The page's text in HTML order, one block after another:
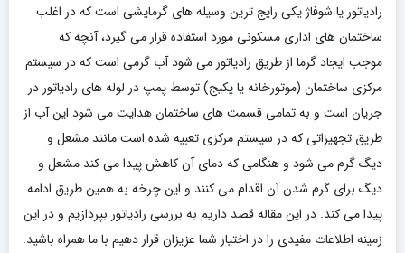
رادیاتور یا شوفاژ یکی رایج ترین وسیله های گرمایشی است که در اغلب
ساختمان های اداری مسکونی مورد استفاده قرار می گیرد، آنچه که
موجب ایجاد گرما از طریق رادیاتور می شود آب گرمی است که در سیستم
مرکزی ساختمان (موتورخانه یا پکیج) توسط پمپ در لوله های رادیاتور در
جریان است و به تمامی قسمت های ساختمان هدایت می شود این آب از
طریق تجهیزاتی که در سیستم مرکزی تعبیه شده است مانند مشعل و
دیگ گرم می شود و هنگامی که دمای آن کاهش پیدا می کند مشعل و
دیگ برای گرم شدن آن اقدام می کنند و این چرخه به همین طریق ادامه
پیدا می کند. در این مقاله قصد داریم به بررسی رادیاتور بپردازیم و در این
زمینه اطلاعات مفیدی را در اختیار شما عزیزان قرار دهیم با ما همراه باشید.